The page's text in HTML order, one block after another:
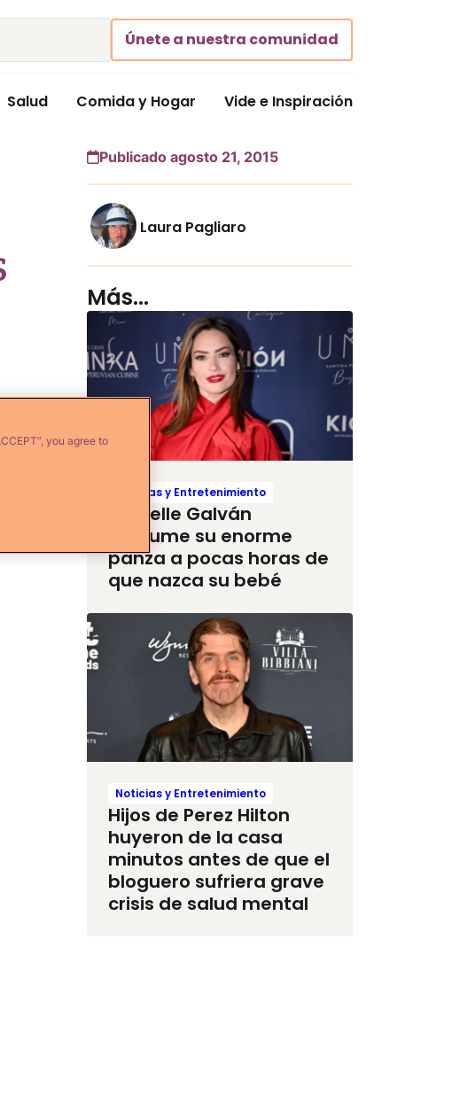
Únete a nuestra comunidad
Salud Comida y Hogar Vide e Inspiración
Publicado agosto 21, 2015
Laura Pagliaro
Más...
Noticias y Entretenimiento
Michelle Galván
presume su enorme
panza a pocas horas de
que nazca su bebé
Noticias y Entretenimiento
Hijos de Perez Hilton
huyeron de la casa
minutos antes de que el
bloguero sufriera grave
crisis de salud mental
you agree to